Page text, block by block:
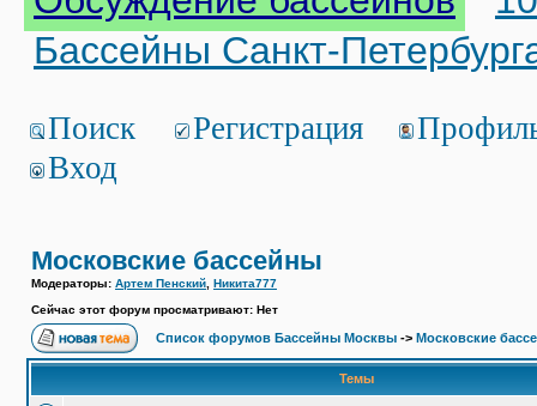
Бассейны Санкт-
Поиск Регистрация
Вход
Московские бассейны
Модераторы: Артем Пенский Никита777
Сейчас этот форум просматривают: Нет
Список форумов Бассейны Москвы -> Московские
Темы